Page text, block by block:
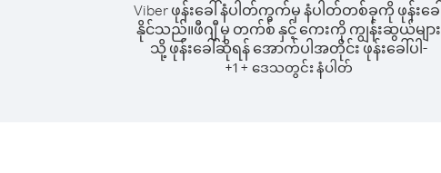
Viber ဖုန်းခေါ်နံပါတ်ကွက်မှ နံပါတ်တစ်ခုကို ဖုန်းခေါ်
နိုင်သည်။ဖီဂျီ မှ တက်စ် နှင့် ကေးကို ကျွန်းဆွယ်များ
သို့ ဖုန်းခေါ်ဆိုရန် အောက်ပါအတိုင်း ဖုန်းခေါ်ပါ-
+1+ ဒေသတွင်း နံပါတ်